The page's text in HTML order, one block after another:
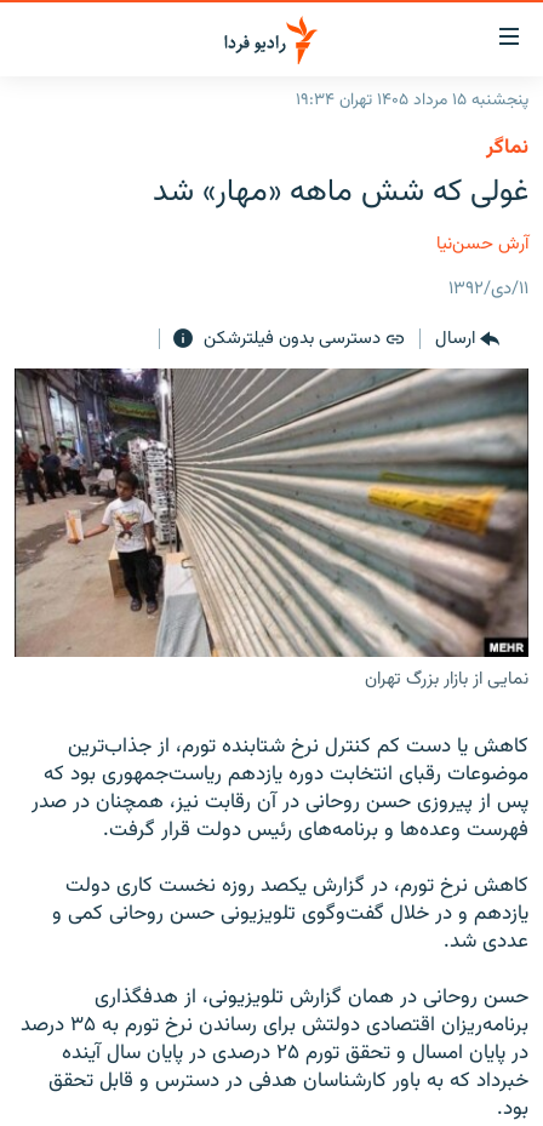
لینک‌های
قابلیت
دسترسی
بازگشت
بازگشت
منوی
اصلی
به
جستجو
صفحه اصلی
ایران
جهان
رادیو
انتخاب کنید و بشنوید
برنامه‌های رادیویی
فرکانس‌ها
پادکست
چندرسانه‌ای
گزارش‌های تصویری
گزارش‌های ویدئویی
زنان فردا
English
به ما بپیوندید
زبان‌های دیگر
پنجشنبه ۱۵ مرداد ۱۴۰۵ تهران ۱۹:۳۴
نماگر
غولی که شش ماهه «مهار» شد
آرش حسن‌نیا
۱۱/دی/۱۳۹۲
ارسال
دسترسی بدون فیلترشکن
نمایی از بازار بزرگ تهران
کاهش یا دست کم کنترل نرخ شتابنده تورم، از جذاب‌ترین
موضوعات رقبای انتخابت دوره یازدهم ریاست‌جمهوری بود که
پس از پیروزی حسن روحانی در آن رقابت نیز، همچنان در صدر
فهرست‌ وعده‌ها و برنامه‌های رئیس دولت قرار گرفت.
کاهش نرخ تورم، در گزارش یکصد روزه نخست کاری دولت
یازدهم و در خلال گفت‌وگوی تلویزیونی حسن روحانی کمی و
عددی شد.
حسن روحانی در‌‌ همان گزارش تلویزیونی، از هدفگذاری
برنامه‌ریزان اقتصادی دولتش برای رساندن نرخ تورم به ۳۵ درصد
در پایان امسال و تحقق تورم ۲۵ درصدی در پایان سال آینده
خبرداد که به باور کار‌شناسان هدفی در دسترس و قابل تحقق
بود.